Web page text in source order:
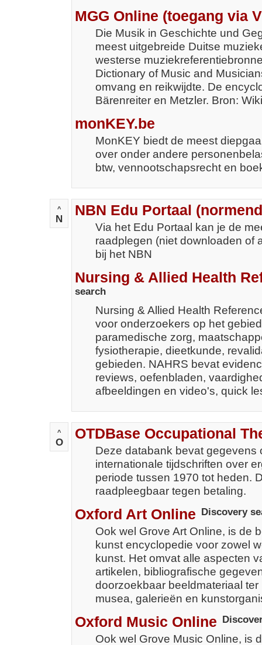
MGG Online (toegang via
Die Musik in Geschichte und
meest uitgebreide Duitse
westerse
Dictionary of Music and
omvang en reikwijdte. De
Bärenreiter en Metzler. Bron:
monKEY.be
MonKEY biedt de meest
over onder andere
btw, vennootschapsrecht en
^
N
NBN Edu Portaal
Via het Edu Portaal kan je de
raadplegen (niet downloaden of
bij het NBN
Nursing & Allied Health
search
Nursing & Allied Health
voor onderzoekers op het
paramedische zorg,
fysiotherapie, dieetkunde,
gebieden. NAHRS bevat
reviews, oefenbladen,
afbeeldingen en video's, quick
^
O
OTDBase Occupational
Deze databank bevat gegevens
internationale tijdschriften over
periode tussen 1970 tot heden.
raadpleegbaar tegen betaling.
Oxford Art Online Discovery
Ook wel Grove Art Online, is de
kunst encyclopedie voor zowel
kunst. Het omvat alle aspecten
artikelen, bibliografische
doorzoekbaar beeldmateriaal
musea, galerieën en
Oxford Music Online
Ook wel Grove Music Online, is